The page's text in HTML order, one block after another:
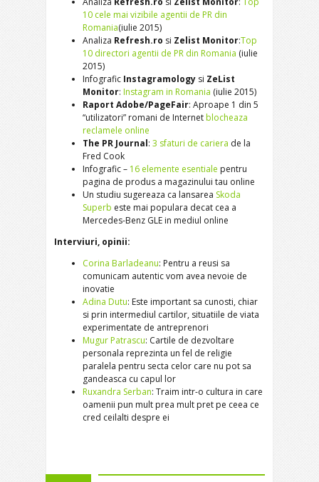
10 cele mai vizibile agentii de PR din
Romania(iulie 2015)
Analiza Refresh.ro si Zelist Monitor:Top
10 directori agentii de PR din Romania (iulie
2015)
Infografic Instagramology si ZeList
Monitor: Instagram in Romania (iulie 2015)
Raport Adobe/PageFair: Aproape 1 din 5
“utilizatori” romani de Internetblocheaza
reclamele online
The PR Journal: 3 sfaturi de cariera de la
Fred Cook
Infografic – 16 elemente esentiale pentru
pagina de produs a magazinului tau online
Un studiu sugereaza ca lansarea Skoda
Superb este mai populara decat cea a
Mercedes-Benz GLE in mediul online
Interviuri, opinii:
Corina Barladeanu: Pentru a reusi sa
comunicam autentic vom avea nevoie de
inovatie
Adina Dutu: Este important sa cunosti, chiar
si prin intermediul cartilor, situatiile de viata
experimentate de antreprenori
Mugur Patrascu: Cartile de dezvoltare
personala reprezinta un fel de religie
paralela pentru secta celor care nu pot sa
gandeasca cu capul lor
Ruxandra Serban: Traim intr-o cultura in care
oamenii pun mult prea mult pret pe ceea ce
cred ceilalti despre ei